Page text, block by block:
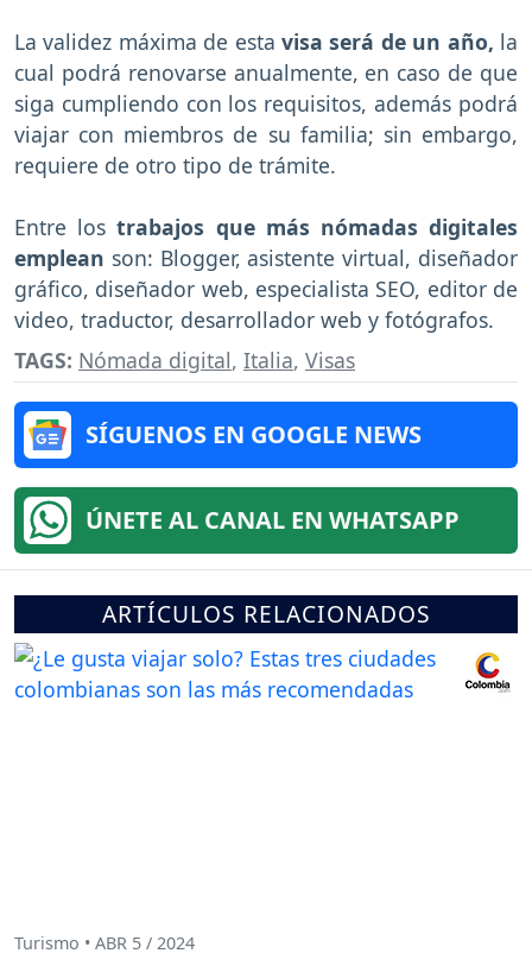
La validez máxima de esta visa será de un año, la
cual podrá renovarse anualmente, en caso de que
siga cumpliendo con los requisitos, además podrá
viajar con miembros de su familia; sin embargo,
requiere de otro tipo de trámite.
Entre lostrabajos que más nómadas digitales
emplean son: Blogger, asistente virtual, diseñador
gráfico, diseñador web, especialista SEO, editor de
video, traductor, desarrollador web y fotógrafos.
TAGS: Nómada digital, Italia, Visas
SÍGUENOS EN GOOGLE NEWS
ÚNETE AL CANAL EN WHATSAPP
ARTÍCULOS RELACIONADOS
Turismo • ABR 5 / 2024